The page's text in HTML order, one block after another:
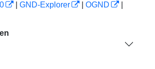
GND-Explorer OGND